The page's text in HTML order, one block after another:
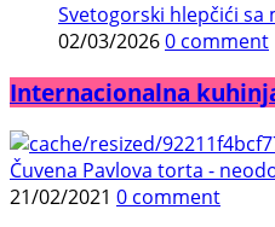
Svetogorski hlepčići sa
02/03/20260 comment
Internacionalna
Čuvena Pavlova torta -
21/02/2021 0 comment